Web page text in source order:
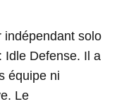
indépendant solo
Idle Defense. Il a
équipe ni
Le